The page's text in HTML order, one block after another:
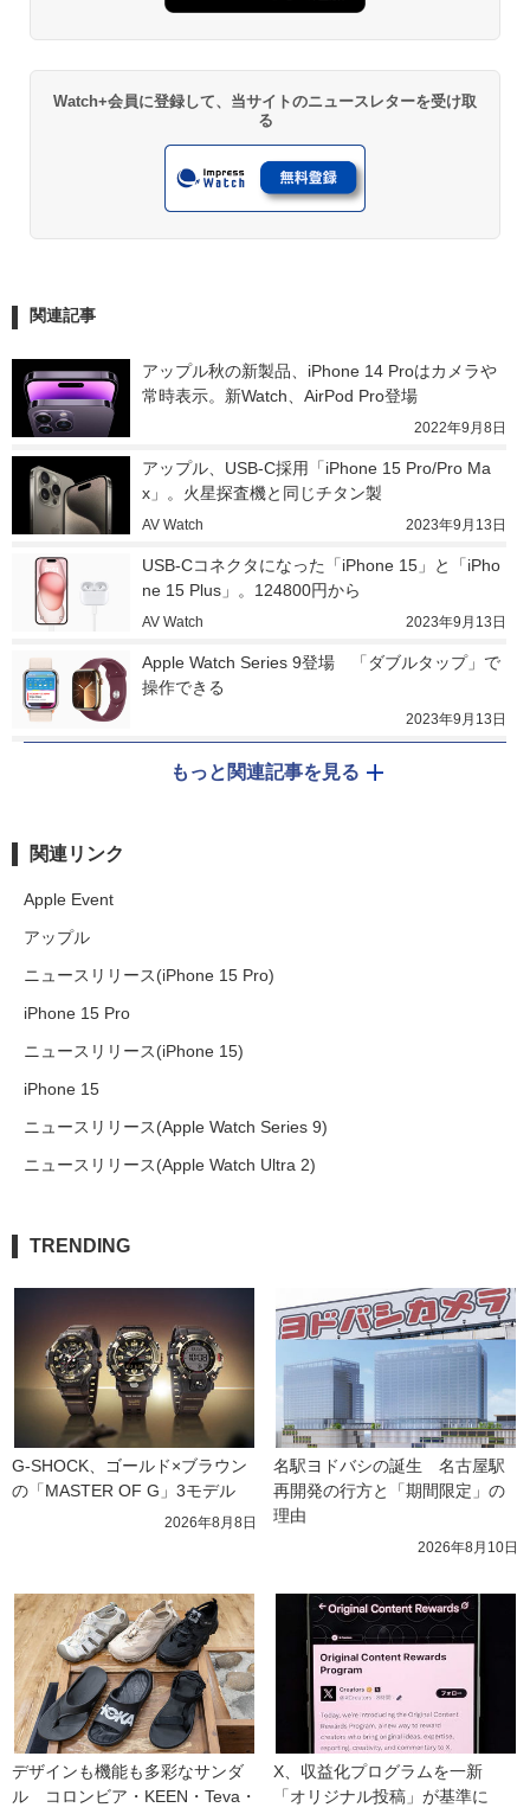
Watch+会員に登録して、当サイトのニュースレターを受け取
る
関連記事
アップル秋の新製品、iPhone 14 Proはカメラや
常時表示。新Watch、AirPod Pro登場
2022年9月8日
アップル、USB-C採用「iPhone 15 Pro/Pro Ma
x」。火星探査機と同じチタン製
AV Watch 2023年9月13日
USB-Cコネクタになった「iPhone 15」と「iPho
ne 15 Plus」。124800円から
AV Watch 2023年9月13日
Apple Watch Series 9登場　「ダブルタップ」で
操作できる
2023年9月13日
もっと関連記事を見る
関連リンク
Apple Event
アップル
ニュースリリース(iPhone 15 Pro)
iPhone 15 Pro
ニュースリリース(iPhone 15)
iPhone 15
ニュースリリース(Apple Watch Series 9)
ニュースリリース(Apple Watch Ultra 2)
TRENDING
G-SHOCK、ゴールド×ブラウン
の「MASTER OF G」3モデル
2026年8月8日
名駅ヨドバシの誕生　名古屋駅
再開発の行方と「期間限定」の
理由
2026年8月10日
デザインも機能も多彩なサンダ
ル　コロンビア・KEEN・Teva・
X、収益化プログラムを一新
「オリジナル投稿」が基準に